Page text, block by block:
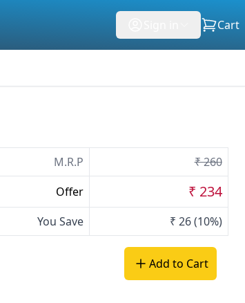
Cart
M.R.P
₹ 260
Offer
₹ 234
You Save ₹ 26 (10%)
Add to Cart